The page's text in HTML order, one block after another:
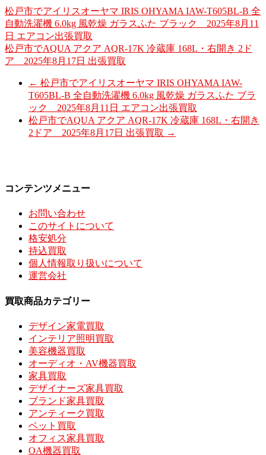
松戸市でアイリスオーヤマ IRIS OHYAMA IAW-T605BL-B 全
自動洗濯機 6.0kg 風乾燥 ガラスふた ブラック 2025年8月11
日 エアコン出張買取
松戸市でAQUA アクア AQR-17K 冷蔵庫 168L・右開き 2ド
ア 2025年8月17日 出張買取
← 松戸市でアイリスオーヤマ IRIS OHYAMA IAW-
T605BL-B 全自動洗濯機 6.0kg 風乾燥 ガラスふた ブラ
ック 2025年8月11日 エアコン出張買取
松戸市でAQUA アクア AQR-17K 冷蔵庫 168L・右開き
2ドア 2025年8月17日 出張買取 →
コンテンツメニュー
お問い合わせ
このサイトについて
格安処分
持込買取
個人情報取り扱いについて
運営会社
買取商品カテゴリー
デザイン家電買取
インテリア照明買取
美容機器買取
オーディオ・AV機器買取
家具買取
デザイナーズ家具買取
ブランド家具買取
アンティーク買取
ベット買取
オフィス家具買取
OA機器買取